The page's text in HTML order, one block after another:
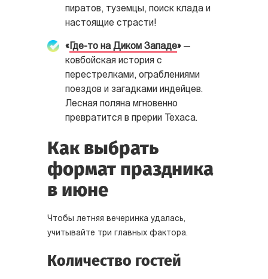
пиратов, туземцы, поиск клада и
настоящие страсти!
« Где-то на Диком Западе» —
ковбойская история с
перестрелками, ограблениями
поездов и загадками индейцев.
Лесная поляна мгновенно
превратится в прерии Техаса.
Как выбрать
формат праздника
в июне
Чтобы летняя вечеринка удалась,
учитывайте три главных фактора.
Количество гостей